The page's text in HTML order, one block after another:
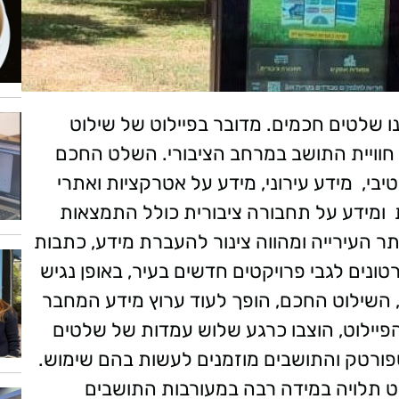
שלטים חכמים. מדובר בפיילוט של שילוט
התושב במרחב הציבורי. השלט החכם
מידע עירוני, מידע על אטרקציות ואתרי
ומידע על תחבורה ציבורית כולל התמצאות
ומהווה צינור להעברת מידע, כתבות
לגבי פרויקטים חדשים בעיר, באופן נגיש
החכם, הופך לעוד ערוץ מידע המחבר
הוצבו כרגע שלוש עמדות של שלטים
והתושבים מוזמנים לעשות בהם שימוש.
תלויה במידה רבה במעורבות התושבים